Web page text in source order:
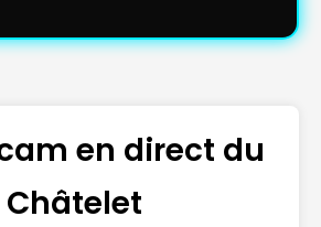
en direct du
Châtelet